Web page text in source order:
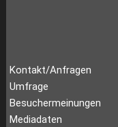
Kontakt/Anfragen
Umfrage
Besuchermeinungen
Mediadaten